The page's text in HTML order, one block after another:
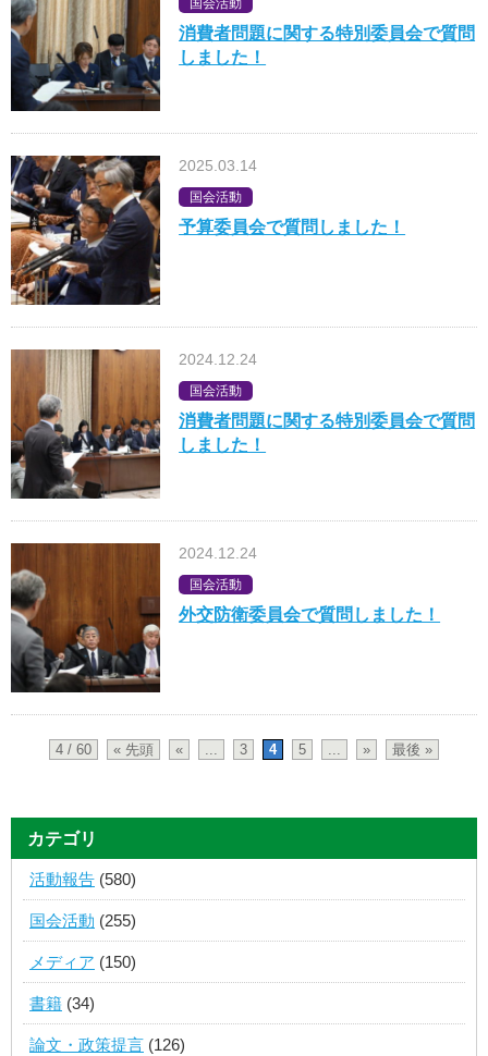
国会活動
消費者問題に関する特別委員会で質問
しました！
2025.03.14
国会活動
予算委員会で質問しました！
2024.12.24
国会活動
消費者問題に関する特別委員会で質問
しました！
2024.12.24
国会活動
外交防衛委員会で質問しました！
4 / 60 « 先頭 « ... 3 4 5 ... » 最後 »
カテゴリ
活動報告 (580)
国会活動 (255)
メディア (150)
書籍 (34)
論文・政策提言 (126)